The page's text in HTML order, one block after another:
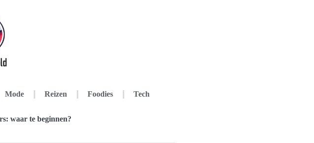
Mode Reizen Foodies Tech
waar te beginnen?